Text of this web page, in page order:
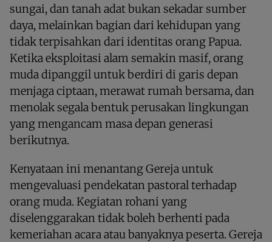
sungai, dan tanah adat bukan sekadar sumber
daya, melainkan bagian dari kehidupan yang
tidak terpisahkan dari identitas orang Papua.
Ketika eksploitasi alam semakin masif, orang
muda dipanggil untuk berdiri di garis depan
menjaga ciptaan, merawat rumah bersama, dan
menolak segala bentuk perusakan lingkungan
yang mengancam masa depan generasi
berikutnya.
Kenyataan ini menantang Gereja untuk
mengevaluasi pendekatan pastoral terhadap
orang muda. Kegiatan rohani yang
diselenggarakan tidak boleh berhenti pada
kemeriahan acara atau banyaknya peserta. Gereja